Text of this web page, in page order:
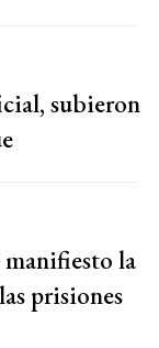
subieron
manifiesto la
prisiones